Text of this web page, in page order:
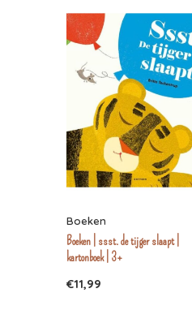
Boeken
Boeken | ssst. de tijger slaapt |
kartonboek | 3+
€11,99